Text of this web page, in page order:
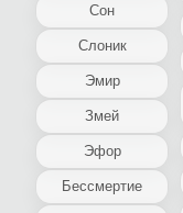
Сон
Слоник
Эмир
Змей
Эфор
Бессмертие